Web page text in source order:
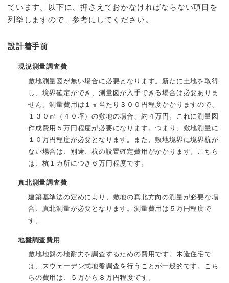
ています。以下に、押さえておかなければならない項目を
列挙しますので、参考にしてください。
設計着手前
現況測量調査費
敷地測量図が無い場合に必要となります。新たに土地を取得
し、境界確定ができ、測量図が入手できる場合は必要ありま
せん。測量費用は１㎡当たり３００円程度かかりますので、
１３０㎡（４０坪）の敷地の場合、約４万円。これに測量図
作成費用５万円程度が必要になります。つまり、敷地測量に
１０万円程度が必要となります。また、敷地境界に境界杭が
ない場合は、別途、杭の設置確定費用がかかります。こちら
は、杭１カ所につき６万円程度です。
真北測量調査費
建築基準法の定めにより、敷地の真北方向の測量が必要な場
合、真北測量が必要となります。測量費用は５万円程度で
す。
地盤調査費用
敷地地盤の地耐力を調査するための費用です。木造住宅で
は、スウェーデン式地盤調査を行うことが一般的です。こち
らの費用は、５万から８万円程度です。